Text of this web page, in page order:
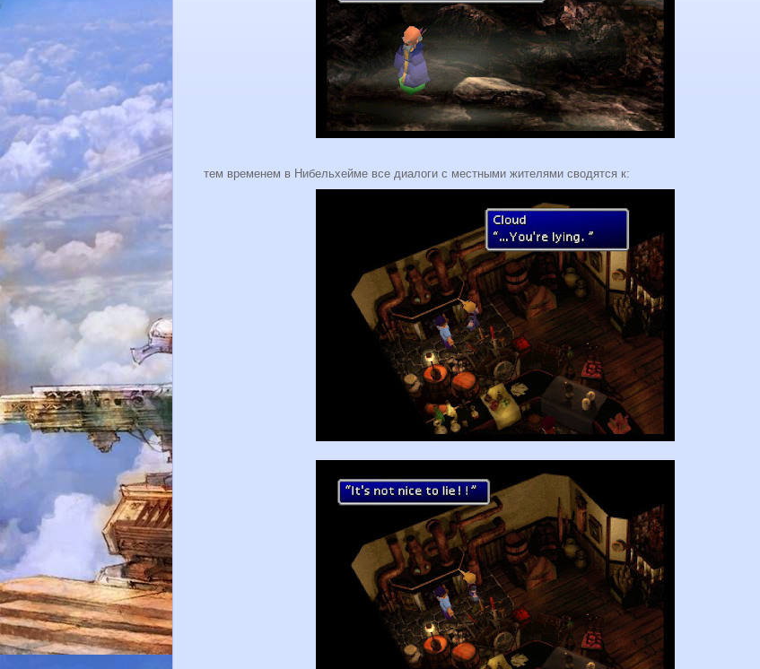
тем временем в Нибельхейме все диалоги с местными жителями сводятся к: